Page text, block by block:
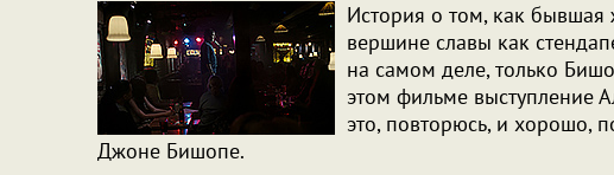
История о том, как
вершине славы как
на самом деле, только
этом фильме выступление
это, повторюсь, и хорошо,
Джоне Бишопе.